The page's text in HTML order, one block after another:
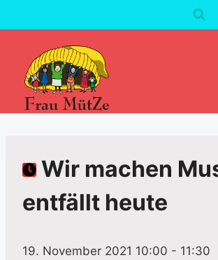
Inhalt
Wir machen
entfällt heute
19. November 2021 10:00 - 11:30